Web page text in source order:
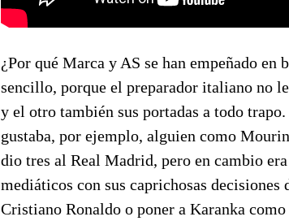
¿Por qué Marca y AS se han empeñado
sencillo, porque el preparador italiano no
y el otro también sus portadas a todo
gustaba, por ejemplo, alguien como
dio tres al Real Madrid, pero en cambio
mediáticos con sus caprichosas
Cristiano Ronaldo o poner a Karanka